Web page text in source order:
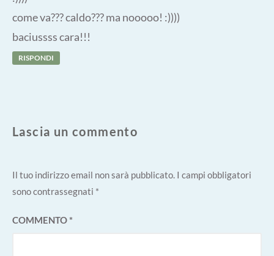
come va??? caldo??? ma nooooo! :))))
baciussss cara!!!
RISPONDI
Lascia un commento
Il tuo indirizzo email non sarà pubblicato. I campi obbligatori
sono contrassegnati *
COMMENTO*